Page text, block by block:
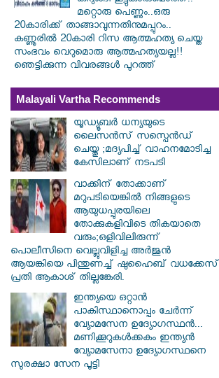
മറ്റൊരു പെണ്ണും..ഒരു
20കാരിക്ക് താങ്ങാവുന്നതിനുമപ്പുറം..
കണ്ണൂരിൽ 20കാരി റിസ ആത്മഹത്യ ചെയ്ത
സംഭവം വെറുമൊരു ആത്മഹത്യയല്ല!!
ഞെട്ടിക്കുന്ന വിവരങ്ങൾ പുറത്ത്
Malayali Vartha Recommends
യൂഡ്യൂബർ ധന്യയുടെ
ലൈസൻസ് സസ്പെൻഡ്
ചെയ്തു ;മദ്യപിച്ച് വാഹനമോടിച്ച
കേസിലാണ് നടപടി
വാക്കിന് തോക്കാണ്
മറുപടിയെങ്കിൽ നിങ്ങളുടെ
ആയുധപ്പുരയിലെ
തോക്കുകളിവിടെ തികയാതെ
വരും;ഒളിവിലിരുന്ന്
പൊലീസിനെ വെല്ലുവിളിച്ച അർജുൻ
ആയങ്കിയെ പിന്തുണച്ച് ഷുഹൈബ് വധക്കേസ്
പ്രതി ആകാശ് തില്ലങ്കേരി.
ഇന്ത്യയെ ഒറ്റാൻ
പാകിസ്ഥാനൊപ്പം ചേർന്ന്
വ്യോമസേന ഉദ്യോ​ഗസ്ഥൻ...
മണിക്കൂറുകൾക്കകം ഇന്ത്യൻ
വ്യോമസേനാ ഉദ്യോഗസ്ഥനെ
സുരക്ഷാ സേന പൂട്ടി